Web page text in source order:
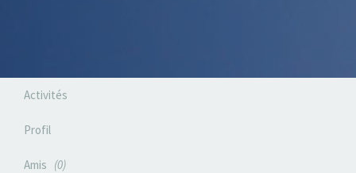
Activités
Profil
Amis 0